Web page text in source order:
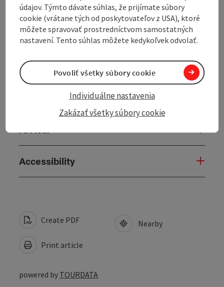
there is a lovely garden for al fresco dining.
Contact
Arrival
Accessibility
Create PDF
Print article
Nearby
powered by TOURDATA
údajov. Týmto dávate súhlas, že prijímate súbory
cookie (vrátane tých od poskytovateľov z USA), ktoré
môžete spravovať prostredníctvom samostatných
nastavení. Tento súhlas môžete kedykoľvek odvolať.
Zakázať všetky súbory cookie
Individuálne nastavenia
Povoliť všetky súbory cookie